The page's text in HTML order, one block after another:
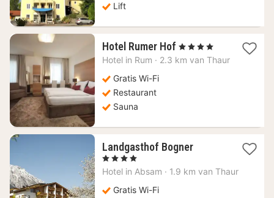
Lift
Hotel Rumer Hof 1
nacht
, 4 Sterren
Hotel in Rum · 2.3 km van Thaur
Gratis Wi-Fi
Restaurant
Sauna
Landgasthof Bogner1
vanaf
, 4 Sterren
Hotel in Absam · 1.9 km van Thaur
Gratis Wi-Fi